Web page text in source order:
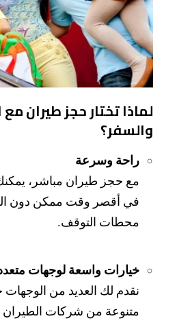
لماذا تختار حجز طيران
والسفر؟
راحة وسرعة
مع حجز طيران مباشر،
في أقصر وقت ممكن دون
محطات التوقف.
خيارات واسعة لوجهات
نقدم لك العديد من الوجهات
متنوعة من شركات الطيران